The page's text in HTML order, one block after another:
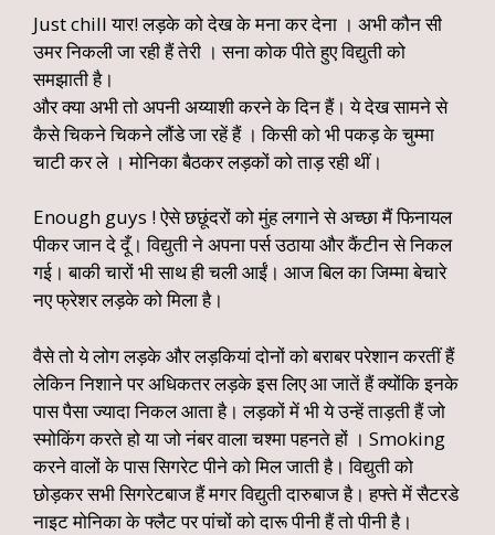
Just chill यार! लड़के को देख के मना कर देना । अभी कौन सी
उमर निकली जा रही हैं तेरी । सना कोक पीते हुए विद्युती को
समझाती है।
और क्या अभी तो अपनी अय्याशी करने के दिन हैं। ये देख सामने से
कैसे चिकने चिकने लौंडे जा रहें हैं । किसी को भी पकड़ के चुम्मा
चाटी कर ले । मोनिका बैठकर लड़कों को ताड़ रही थीं।
Enough guys ! ऐसे छछूंदरों को मुंह लगाने से अच्छा मैं फिनायल
पीकर जान दे दूँ। विद्युती ने अपना पर्स उठाया और कैंटीन से निकल
गई। बाकी चारों भी साथ ही चली आईं। आज बिल का जिम्मा बेचारे
नए फ्रेशर लड़के को मिला है।
वैसे तो ये लोग लड़के और लड़कियां दोनों को बराबर परेशान करतीं हैं
लेकिन निशाने पर अधिकतर लड़के इस लिए आ जातें हैं क्योंकि इनके
पास पैसा ज्यादा निकल आता है। लड़कों में भी ये उन्हें ताड़ती हैं जो
स्मोकिंग करते हो या जो नंबर वाला चश्मा पहनते हों । Smoking
करने वालों के पास सिगरेट पीने को मिल जाती है। विद्युती को
छोड़कर सभी सिगरेटबाज हैं मगर विद्युती दारुबाज है। हफ्ते में सैटरडे
नाइट मोनिका के फ्लैट पर पांचों को दारू पीनी हैं तो पीनी है।